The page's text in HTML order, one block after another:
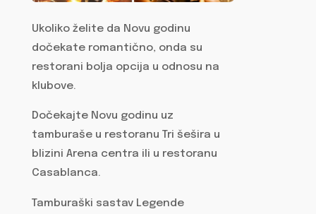
Ukoliko želite da Novu godinu
dočekate romantično, onda su
restorani bolja opcija u odnosu na
klubove.
Dočekajte Novu godinu uz
tamburaše u restoranu Tri šešira u
blizini Arena centra ili u restoranu
Casablanca.
Tamburaški sastav Legende